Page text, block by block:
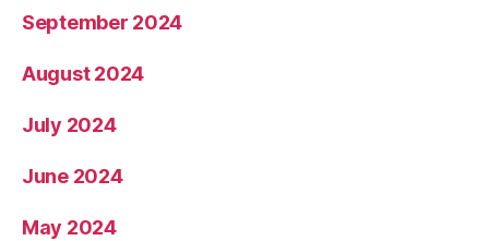
September 2024
August 2024
July 2024
June 2024
May 2024